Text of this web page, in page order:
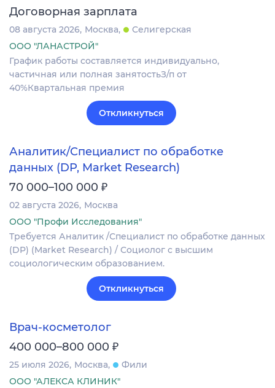
Договорная зарплата
08 августа 2026 Москва
Селигерская
ООО "ЛАНАСТРОЙ"
График работы составляется индивидуально,
частичная или полная занятостьЗ/п от
40%Квартальная премия
Откликнуться
Аналитик/Специалист по обработке
данных (DP, Market Research)
70 000–100 000 ₽
02 августа 2026 Москва
ООО "Профи Исследования"
Требуется Аналитик /Специалист по обработке данных
(DP) (Market Research) / Социолог с высшим
социологическим образованием.
Откликнуться
Врач-косметолог
400 000–800 000 ₽
25 июля 2026 Москва
Фили
ООО "АЛЕКСА КЛИНИК"